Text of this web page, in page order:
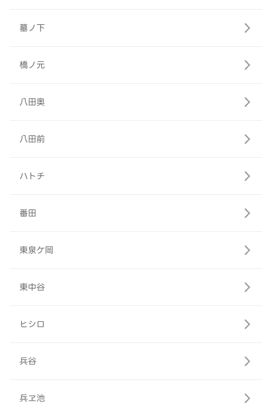
墓ノ下
橋ノ元
八田奥
八田前
ハトチ
番田
東泉ケ岡
東中谷
ヒシロ
兵谷
兵ヱ池